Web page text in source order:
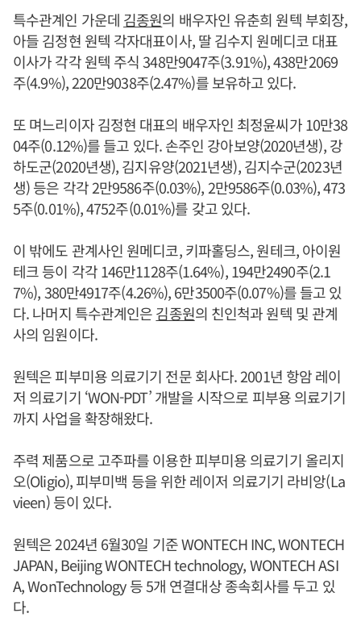
특수관계인 가운데 김종원의 배우자인 유춘희 원텍 부회장,
아들 김정현 원텍 각자대표이사, 딸 김수지 원메디코 대표
이사가 각각 원텍 주식 348만9047주(3.91%), 438만2069
주(4.9%), 220만9038주(2.47%)를 보유하고 있다.
또 며느리이자 김정현 대표의 배우자인 최정윤씨가 10만38
04주(0.12%)를 들고 있다. 손주인 강아보양(2020년생), 강
하도군(2020년생), 김지유양(2021년생), 김지수군(2023년
생) 등은 각각 2만9586주(0.03%), 2만9586주(0.03%), 473
5주(0.01%), 4752주(0.01%)를 갖고 있다.
이 밖에도 관계사인 원메디코, 키파홀딩스, 원테크, 아이원
테크 등이 각각 146만1128주(1.64%), 194만2490주(2.1
7%), 380만4917주(4.26%), 6만3500주(0.07%)를 들고 있
다. 나머지 특수관계인은김종원의 친인척과 원텍 및 관계
사의 임원이다.
원텍은 피부미용 의료기기 전문 회사다. 2001년 항암 레이
저 의료기기 ‘WON-PDT’ 개발을 시작으로 피부용 의료기기
까지 사업을 확장해왔다.
주력 제품으로 고주파를 이용한 피부미용 의료기기 올리지
오(Oligio), 피부미백 등을 위한 레이저 의료기기 라비앙(La
vieen) 등이 있다.
원텍은 2024년 6월30일 기준 WONTECH INC, WONTECH
JAPAN, Beijing WONTECH technology, WONTECH ASI
A, WonTechnology 등 5개 연결대상 종속회사를 두고 있
다.